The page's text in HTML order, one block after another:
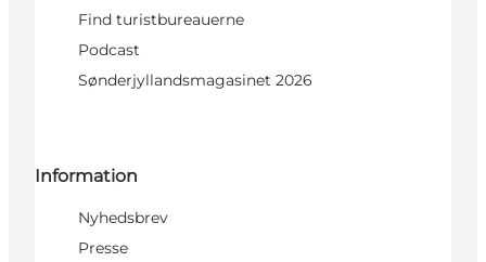
Find turistbureauerne
Podcast
Sønderjyllandsmagasinet 2026
Information
Nyhedsbrev
Presse